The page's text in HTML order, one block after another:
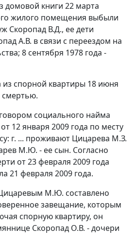
домовой книги 22 марта
жилого помещения выбыли
Скоропад В.Д., ее дети
А.В. в связи с переездом на
8 сентября 1978 года -
спорной квартиры 18 июня
смертью.
социального найма
12 января 2009 года по месту
г. ... проживают Цицарева М.З.
М.Ю. - ее сын. Согласно
от 23 февраля 2009 года
21 февраля 2009 года.
М.Ю. составлено
завещание, которым
спорную квартиру, он
Скоропад О.В. - дочери